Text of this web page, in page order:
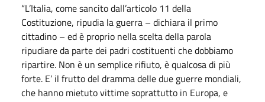
“L’Italia, come sancito dall’articolo 11 della
Costituzione, ripudia la guerra – dichiara il primo
cittadino – ed è proprio nella scelta della parola
ripudiare da parte dei padri costituenti che dobbiamo
ripartire. Non è un semplice rifiuto, è qualcosa di più
forte. E’ il frutto del dramma delle due guerre mondiali,
che hanno mietuto vittime soprattutto in Europa, e